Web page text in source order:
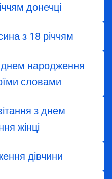
донечці
з 18 річчям
днем народження
словами
з днем
жінці
дівчини